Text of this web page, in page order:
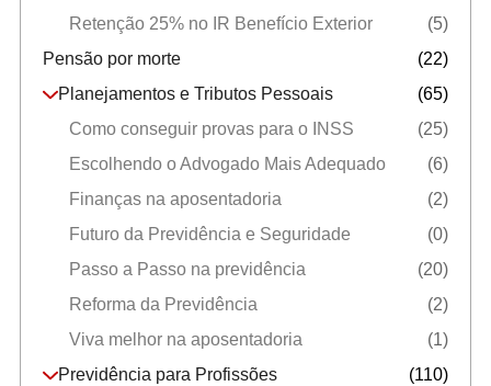
Retenção 25% no IR Benefício Exterior
(5)
Pensão por morte
(22)
Planejamentos e Tributos Pessoais
(65)
Como conseguir provas para o INSS
(25)
Escolhendo o Advogado Mais Adequado
(6)
Finanças na aposentadoria
(2)
Futuro da Previdência e Seguridade
(0)
Passo a Passo na previdência
(20)
Reforma da Previdência
(2)
Viva melhor na aposentadoria
(1)
Previdência para Profissões
(110)